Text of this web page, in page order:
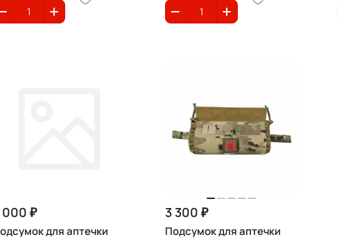
000 ₽
для аптечки
3 300 ₽
Подсумок для аптечки